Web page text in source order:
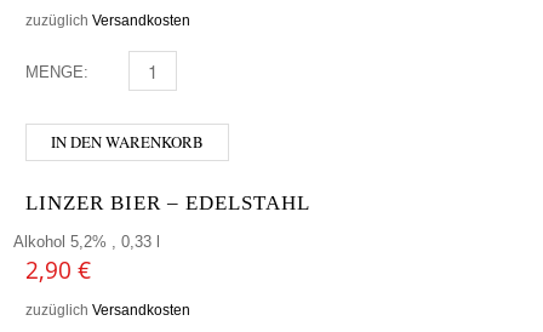
zuzüglich Versandkosten
MENGE: HOFSTETTNER - HONIGBIER MENGE
IN DEN WARENKORB
LINZER BIER – EDELSTAHL
Alkohol 5,2% , 0,33 l
2,90 €
zuzüglich Versandkosten